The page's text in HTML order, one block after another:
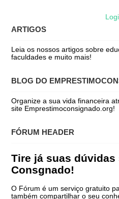
ARTIGOS
Leia os nossos artigos sobre
faculdades e muito mais!
BLOG DO
Organize a sua vida financeira
site Emprestimoconsignado.org!
FÓRUM HEADER
Tire já suas
Consgnado!
O Fórum é um serviço gratuito
também compartilhar o seu